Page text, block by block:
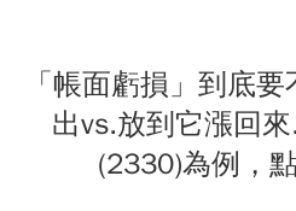
「帳面虧損」到底
出vs.放到它漲回
(2330)為例，